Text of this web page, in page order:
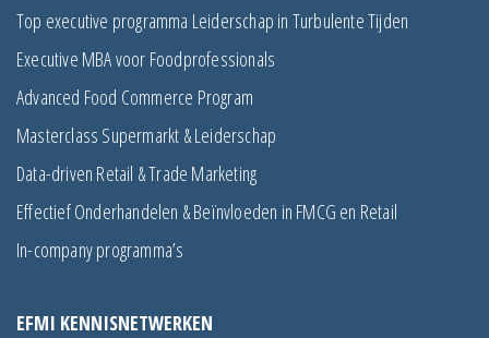
Top executive programma Leiderschap in Turbulente Tijden
Executive MBA voor Foodprofessionals
Advanced Food Commerce Program
Masterclass Supermarkt & Leiderschap
Data-driven Retail & Trade Marketing
Effectief Onderhandelen & Beïnvloeden in FMCG en Retail
In-company programma’s
EFMI KENNISNETWERKEN